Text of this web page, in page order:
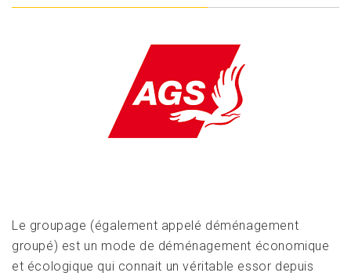
Le groupage (également appelé déménagement
groupé) est un mode de déménagement économique
et écologique qui connait un véritable essor depuis